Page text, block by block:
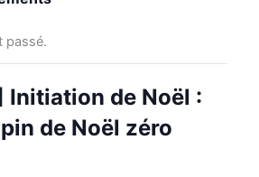
passé.
Initiation de Noël :
de Noël zéro